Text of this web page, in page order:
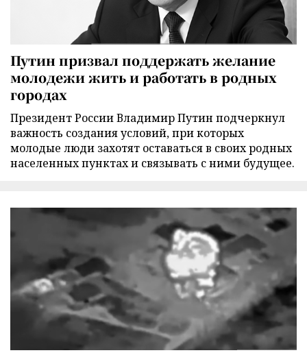
Путин призвал поддержать желание
молодежи жить и работать в родных
городах
Президент России Владимир Путин подчеркнул
важность создания условий, при которых
молодые люди захотят оставаться в своих родных
населенных пунктах и связывать с ними будущее.